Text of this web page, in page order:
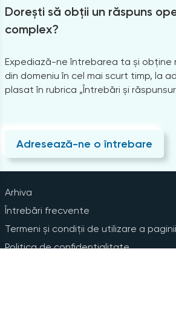
Dorești să obții un răspuns
complex?
Expediază-ne întrebarea ta și obține
din domeniu în cel mai scurt timp, la
plasat în rubrica „Întrebări și
Adresează-ne o întrebare
Arhiva
Întrebări frecvente
Termeni și condiții de utilizare a paginii
Politica de confidențialitate